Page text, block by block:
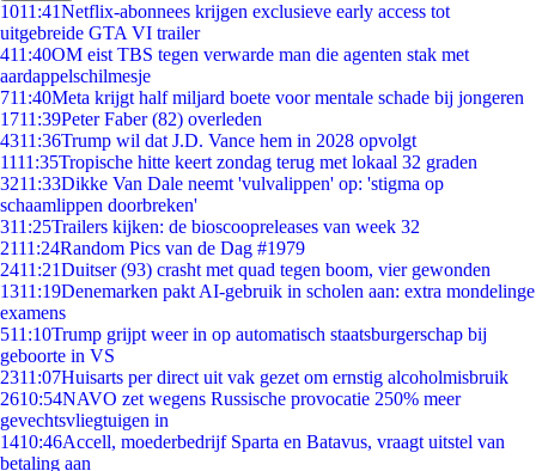
1011:41Netflix-abonnees krijgen exclusieve early access tot
uitgebreide GTA VI trailer
411:40OM eist TBS tegen verwarde man die agenten stak met
aardappelschilmesje
711:40Meta krijgt half miljard boete voor mentale schade bij jongeren
1711:39Peter Faber (82) overleden
4311:36Trump wil dat J.D. Vance hem in 2028 opvolgt
1111:35Tropische hitte keert zondag terug met lokaal 32 graden
3211:33Dikke Van Dale neemt 'vulvalippen' op: 'stigma op
schaamlippen doorbreken'
311:25Trailers kijken: de bioscoopreleases van week 32
2111:24Random Pics van de Dag #1979
2411:21Duitser (93) crasht met quad tegen boom, vier gewonden
1311:19Denemarken pakt AI-gebruik in scholen aan: extra mondelinge
examens
511:10Trump grijpt weer in op automatisch staatsburgerschap bij
geboorte in VS
2311:07Huisarts per direct uit vak gezet om ernstig alcoholmisbruik
2610:54NAVO zet wegens Russische provocatie 250% meer
gevechtsvliegtuigen in
1410:46Accell, moederbedrijf Sparta en Batavus, vraagt uitstel van
betaling aan